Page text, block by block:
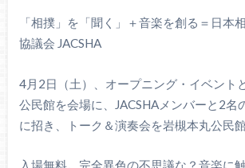
「相撲」を「聞く」＋音楽を創る＝日本
協議会 JACSHA
4月2日（土）、オープニング・イベント
公民館を会場に、JACSHAメンバーと2名
に招き、トーク＆演奏会を岩槻本丸公民
入場無料。完全異色の不思議な？音楽に